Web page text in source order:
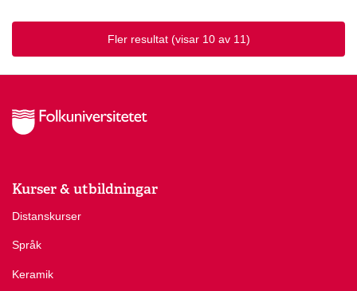
Fler resultat (visar 10 av 11)
Kurser & utbildningar
Distanskurser
Språk
Keramik